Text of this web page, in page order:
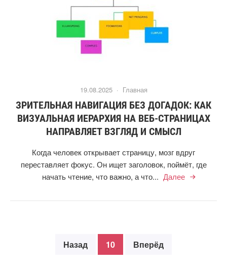
19.08.2025 · Главная
ЗРИТЕЛЬНАЯ НАВИГАЦИЯ БЕЗ ДОГАДОК: КАК
ВИЗУАЛЬНАЯ ИЕРАРХИЯ НА ВЕБ-СТРАНИЦАХ
НАПРАВЛЯЕТ ВЗГЛЯД И СМЫСЛ
Когда человек открывает страницу, мозг вдруг
переставляет фокус. Он ищет заголовок, поймёт, где
начать чтение, что важно, а что... Далее
Назад 10 Вперёд